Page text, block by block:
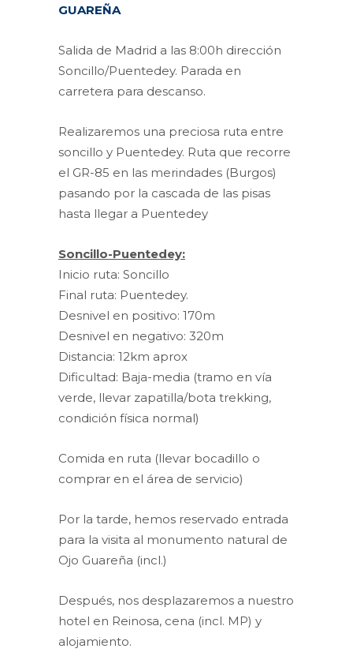
GUAREÑA
Salida de Madrid a las 8:00h dirección
Soncillo/Puentedey. Parada en
carretera para descanso.
Realizaremos una preciosa ruta entre
soncillo y Puentedey. Ruta que recorre
el GR-85 en las merindades (Burgos)
pasando por la cascada de las pisas
hasta llegar a Puentedey
Soncillo-Puentedey:
Inicio ruta: Soncillo
Final ruta: Puentedey.
Desnivel en positivo: 170m
Desnivel en negativo: 320m
Distancia: 12km aprox
Dificultad: Baja-media (tramo en vía
verde, llevar zapatilla/bota trekking,
condición física normal)
Comida en ruta (llevar bocadillo o
comprar en el área de servicio)
Por la tarde, hemos reservado entrada
para la visita al monumento natural de
Ojo Guareña (incl.)
Después, nos desplazaremos a nuestro
hotel en Reinosa, cena (incl. MP) y
alojamiento.